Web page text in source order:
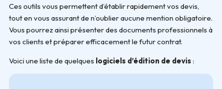
Ces outils vous permettent d’établir rapidement vos devis,
tout en vous assurant de n’oublier aucune mention obligatoire.
Vous pourrez ainsi présenter des documents professionnels à
vos clients et préparer efficacement le futur contrat.
Voici une liste de quelques logiciels d’édition de devis :